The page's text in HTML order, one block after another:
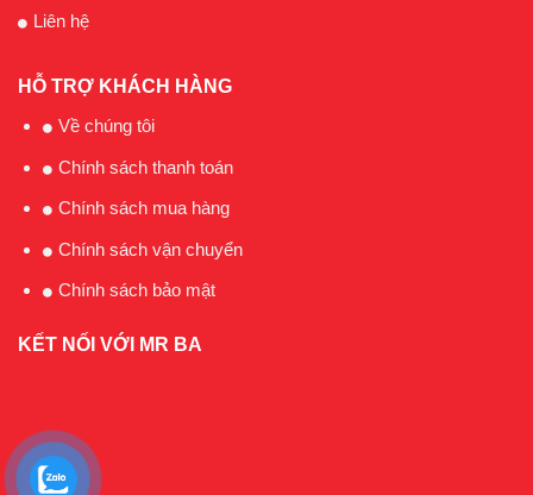
Liên hệ
HỖ TRỢ KHÁCH HÀNG
Về chúng tôi
Chính sách thanh toán
Chính sách mua hàng
Chính sách vận chuyển
Chính sách bảo mật
KẾT NỐI VỚI MR BA